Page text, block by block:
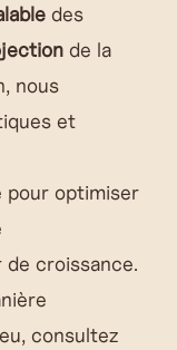
des
de la
nous
et
pour optimiser
croissance.
, consultez